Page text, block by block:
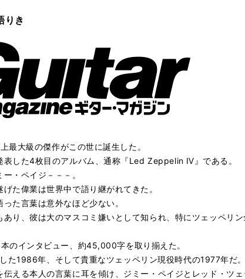
りき
最大級の傑作がこの世に誕生した。
表した4枚目のアルバム、通称『Led Zeppelin Ⅳ』である。
・ペイジ－－－。
た偉業は世界中で語り継がれてきた。
た言葉は意外なほど少ない。
り、彼は大のマスコミ嫌いとして知られ、特にツェッペリ
のインタビュー、約45,000字を取り揃えた。
た1986年、そして貴重なツェッペリン現役時代の1977年だ。
える本人の言葉に耳を傾け、ジミー・ペイジとレッド・ツ